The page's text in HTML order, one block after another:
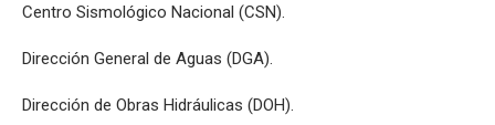
Centro Sismológico Nacional (CSN).
Dirección General de Aguas (DGA).
Dirección de Obras Hidráulicas (DOH).